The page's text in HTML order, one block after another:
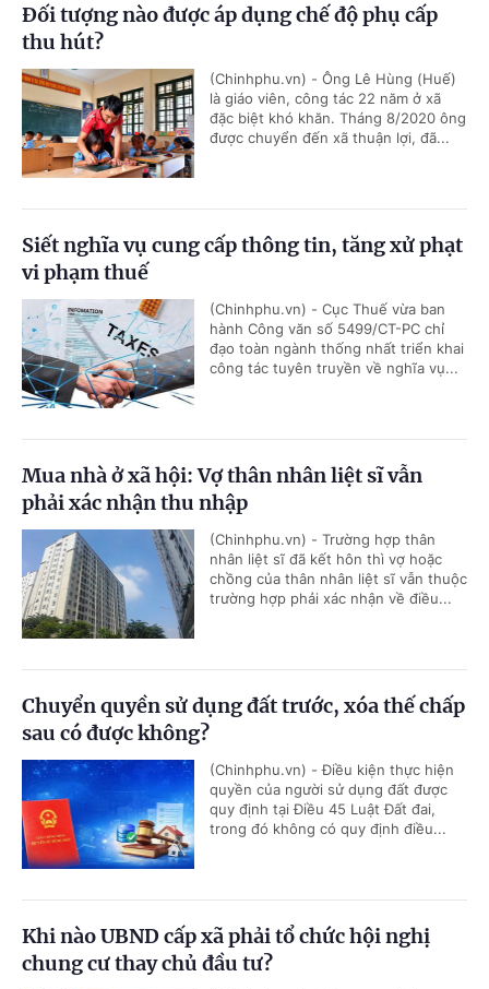
Đối tượng nào được áp dụng chế độ phụ cấp
thu hút?
(Chinhphu.vn) - Ông Lê Hùng (Huế)
là giáo viên, công tác 22 năm ở xã
đặc biệt khó khăn. Tháng 8/2020 ông
được chuyển đến xã thuận lợi, đã...
Siết nghĩa vụ cung cấp thông tin, tăng xử phạt
vi phạm thuế
(Chinhphu.vn) - Cục Thuế vừa ban
hành Công văn số 5499/CT-PC chỉ
đạo toàn ngành thống nhất triển khai
công tác tuyên truyền về nghĩa vụ...
Mua nhà ở xã hội: Vợ thân nhân liệt sĩ vẫn
phải xác nhận thu nhập
(Chinhphu.vn) - Trường hợp thân
nhân liệt sĩ đã kết hôn thì vợ hoặc
chồng của thân nhân liệt sĩ vẫn thuộc
trường hợp phải xác nhận về điều...
Chuyển quyền sử dụng đất trước, xóa thế chấp
sau có được không?
(Chinhphu.vn) - Điều kiện thực hiện
quyền của người sử dụng đất được
quy định tại Điều 45 Luật Đất đai,
trong đó không có quy định điều...
Khi nào UBND cấp xã phải tổ chức hội nghị
chung cư thay chủ đầu tư?